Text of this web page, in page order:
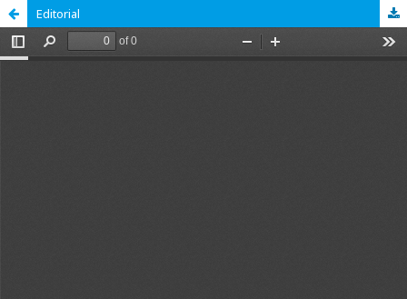
Editorial